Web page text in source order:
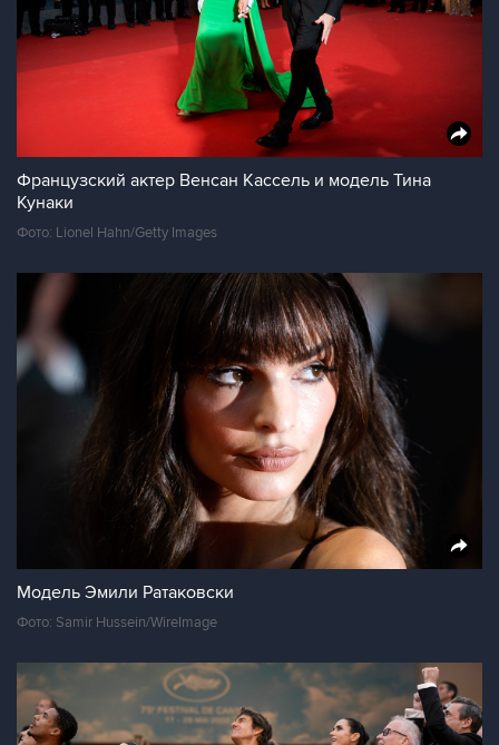
Французский актер Венсан Кассель и модель Тина
Кунаки
Фото: Lionel Hahn/Getty Images
Модель Эмили Ратаковски
Фото: Samir Hussein/WireImage